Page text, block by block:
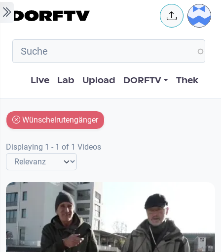
Skip to main content User
Hauptnavigation
Live Lab Upload DORFTV Thek
Wünschelrutengänger
Displaying 1 - 1 of 1 Videos